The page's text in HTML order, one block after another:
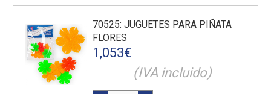
70525: JUGUETES PARA PIÑATA
FLORES
1,053€
(IVA incluido)